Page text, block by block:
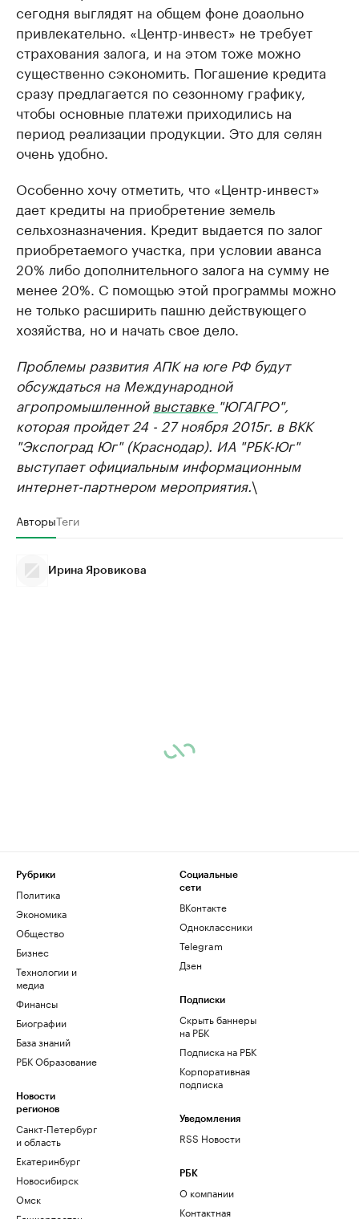
сегодня выглядят на общем фоне доаольно
привлекательно. «Центр-инвест» не требует
страхования залога, и на этом тоже можно
существенно сэкономить. Погашение кредита
сразу предлагается по сезонному графику,
чтобы основные платежи приходились на
период реализации продукции. Это для селян
очень удобно.
Особенно хочу отметить, что «Центр-инвест»
дает кредиты на приобретение земель
сельхозназначения. Кредит выдается по залог
приобретаемого участка, при условии аванса
20% либо дополнительного залога на сумму не
менее 20%. С помощью этой программы можно
не только расширить пашню действующего
хозяйства, но и начать свое дело.
Проблемы развития АПК на юге РФ будут
обсуждаться на Международной
агропромышленной выставке "ЮГАГРО",
которая пройдет 24 - 27 ноября 2015г. в ВКК
"Экспоград Юг" (Краснодар). ИА "РБК-Юг"
выступает официальным информационным
интернет-партнером мероприятия.\
АвторыТеги
Ирина Яровикова
Рубрики
Политика
Экономика
Общество
Бизнес
Технологии и
медиа
Финансы
Биографии
База знаний
РБК Образование
Новости
регионов
Санкт-Петербург
и область
Екатеринбург
Новосибирск
Омск
Социальные
сети
ВКонтакте
Одноклассники
Telegram
Дзен
Подписки
Скрыть баннеры
на РБК
Подписка на РБК
Корпоративная
подписка
Уведомления
RSS Новости
РБК
О компании
Контактная